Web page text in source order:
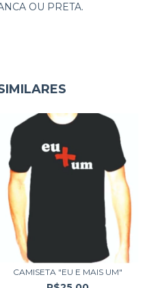
OU PRETA.
CAMISETA "EU E MAIS UM"